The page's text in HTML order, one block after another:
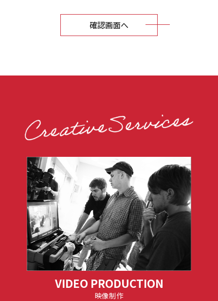
VIDEO PRODUCTION
映像制作